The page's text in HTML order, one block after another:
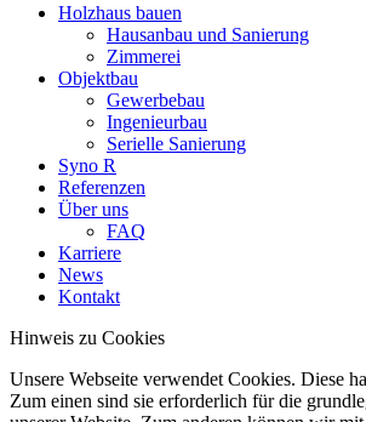
Holzhaus bauen
Hausanbau und Sanierung
Zimmerei
Objektbau
Gewerbebau
Ingenieurbau
Serielle Sanierung
Syno R
Referenzen
Über uns
FAQ
Karriere
News
Kontakt
Hinweis zu Cookies
Unsere Webseite verwendet Cookies. Diese
Zum einen sind sie erforderlich für die